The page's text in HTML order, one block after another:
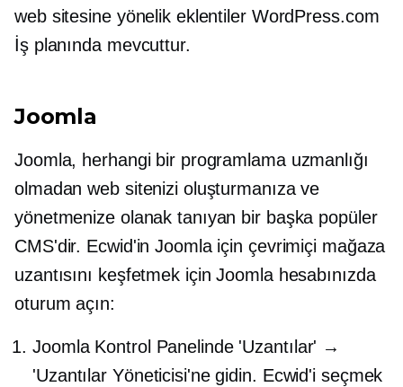
web sitesine yönelik eklentiler WordPress.com
İş planında mevcuttur.
Joomla
Joomla, herhangi bir programlama uzmanlığı
olmadan web sitenizi oluşturmanıza ve
yönetmenize olanak tanıyan bir başka popüler
CMS'dir. Ecwid'in Joomla için çevrimiçi mağaza
uzantısını keşfetmek için Joomla hesabınızda
oturum açın:
Joomla Kontrol Panelinde 'Uzantılar' →
'Uzantılar Yöneticisi'ne gidin. Ecwid'i seçmek